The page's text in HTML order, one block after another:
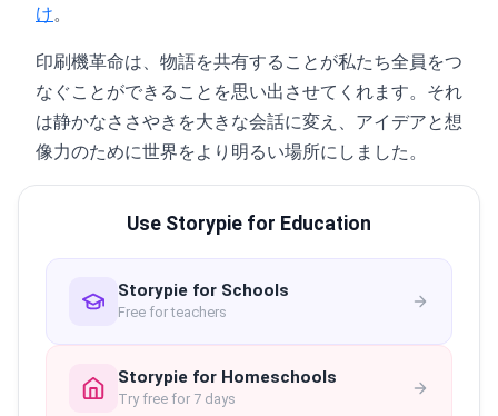
け。
印刷機革命は、物語を共有することが私たち全員をつ
なぐことができることを思い出させてくれます。それ
は静かなささやきを大きな会話に変え、アイデアと想
像力のために世界をより明るい場所にしました。
Use Storypie for Education
Storypie for Schools
Free for teachers
Storypie for Homeschools
Try free for 7 days